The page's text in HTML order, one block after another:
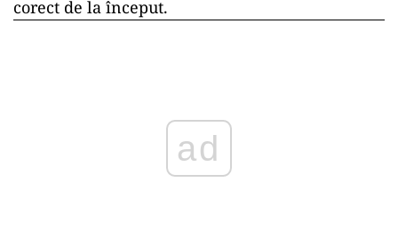
corect de la început.
ad